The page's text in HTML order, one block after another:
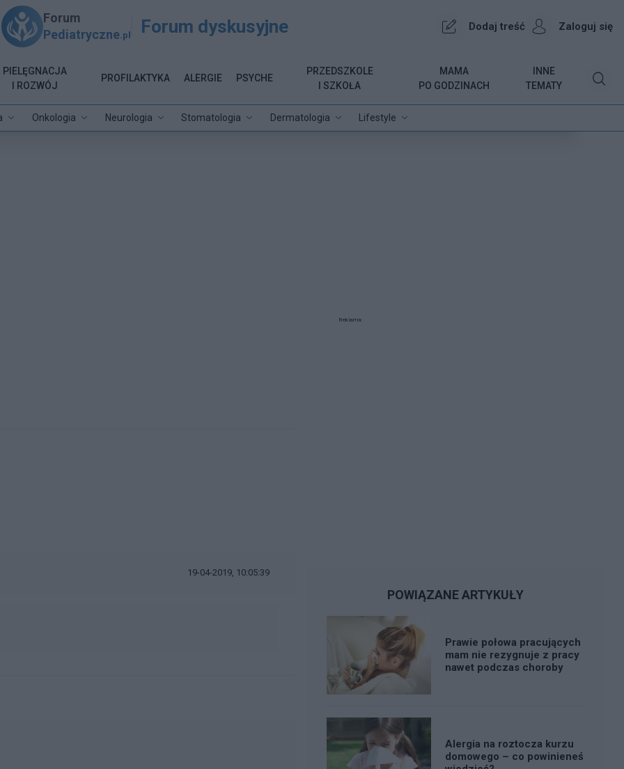
Forum
Pediatryczne .pl Forum dyskusyjne Dodaj treść Zaloguj się
Onkologia Neurologia Stomatologia Dermatologia Lifestyle
PIELĘGNACJA
I ROZWÓJ
PROFILAKTYKA ALERGIE PSYCHE
PRZEDSZKOLE
I SZKOŁA
MAMA
PO GODZINACH
INNE
TEMATY
19-04-2019, 10:05:39
Reklama:
POWIĄZANE ARTYKUŁY
Prawie połowa pracujących
mam nie rezygnuje z pracy
nawet podczas choroby
Alergia na roztocza kurzu
domowego – co powinieneś